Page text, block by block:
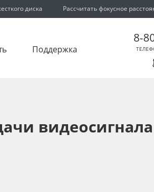
диска Рассчитать фокусное
Поддержка
8-
видеосигнала